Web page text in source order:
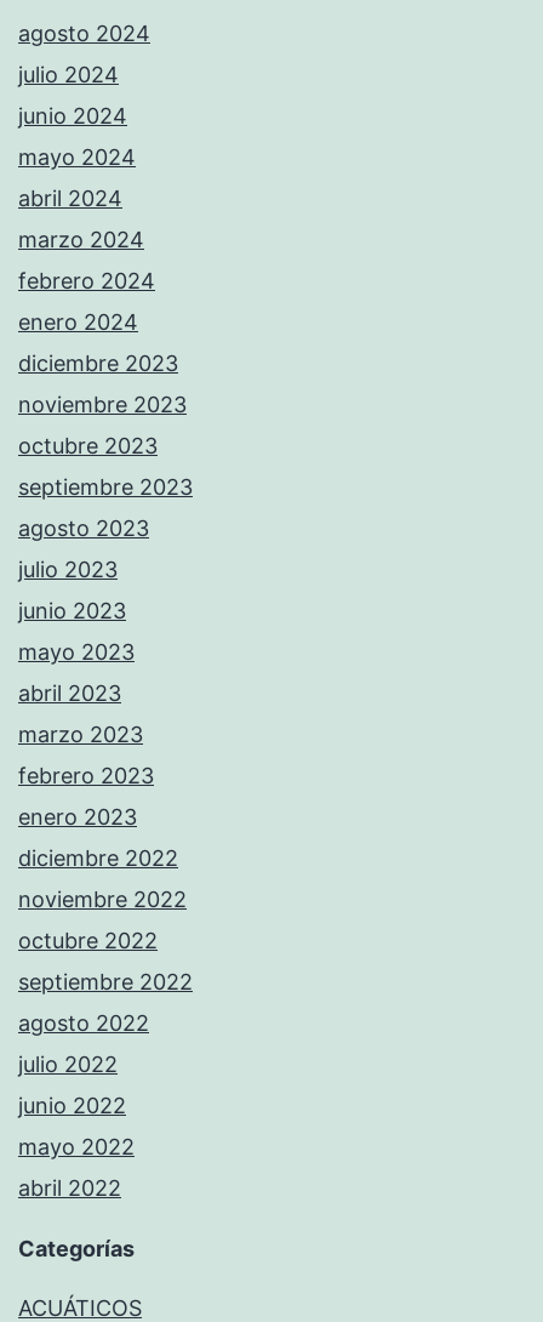
agosto 2024
julio 2024
junio 2024
mayo 2024
abril 2024
marzo 2024
febrero 2024
enero 2024
diciembre 2023
noviembre 2023
octubre 2023
septiembre 2023
agosto 2023
julio 2023
junio 2023
mayo 2023
abril 2023
marzo 2023
febrero 2023
enero 2023
diciembre 2022
noviembre 2022
octubre 2022
septiembre 2022
agosto 2022
julio 2022
junio 2022
mayo 2022
abril 2022
Categorías
ACUÁTICOS